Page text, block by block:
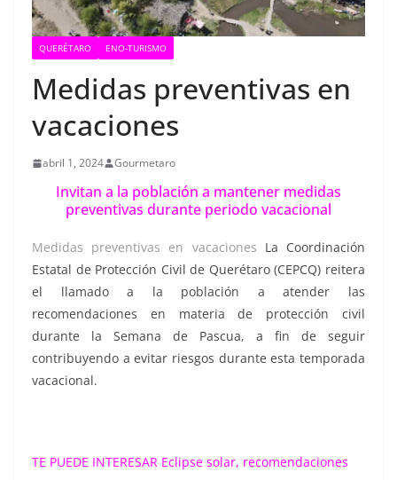
QUERÉTARO ENO-TURISMO
Medidas preventivas en
vacaciones
abril 1, 2024 Gourmetaro
Invitan a la población a mantener medidas
preventivas durante periodo vacacional
Medidas preventivas en vacaciones La Coordinación
Estatal de Protección Civil de Querétaro (CEPCQ) reitera
el llamado a la población a atender las
recomendaciones en materia de protección civil
durante la Semana de Pascua, a fin de seguir
contribuyendo a evitar riesgos durante esta temporada
vacacional.
TE PUEDE INTERESAR Eclipse solar, recomendaciones